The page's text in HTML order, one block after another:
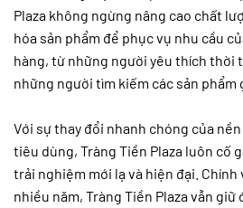
Plaza không ngừng nâng cao chất
hóa sản phẩm để phục vụ nhu cầu
hàng, từ những người yêu thích thời
những người tìm kiếm các sản phẩm
Với sự thay đổi nhanh chóng của
tiêu dùng, Tràng Tiền Plaza luôn cố
trải nghiệm mới lạ và hiện đại. Chính
nhiều năm, Tràng Tiền Plaza vẫn